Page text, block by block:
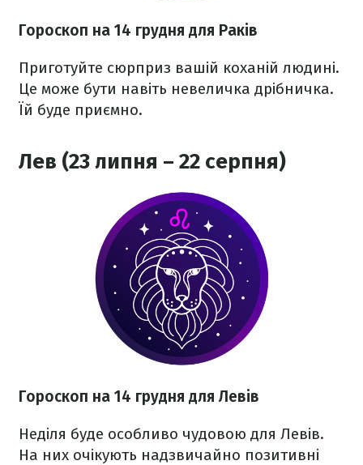
Гороскоп на 14 грудня для Раків
Приготуйте сюрприз вашій коханій людині.
Це може бути навіть невеличка дрібничка.
Їй буде приємно.
Лев (23 липня – 22 серпня)
Гороскоп на 14 грудня для Левів
Неділя буде особливо чудовою для Левів.
На них очікують надзвичайно позитивні